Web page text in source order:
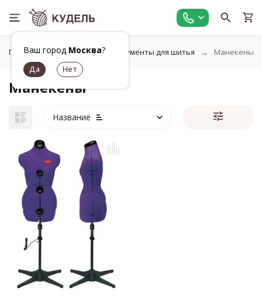
Ваш город Москва?
Главная Шитье Инструменты для шитья Манекены
Манекены
Название